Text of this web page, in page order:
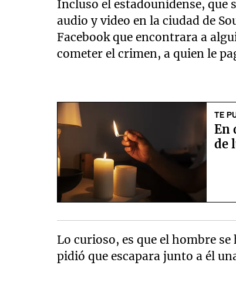
Incluso el estadounidense, que
audio y video en la ciudad de
Facebook que encontrara a
cometer el crimen, a quien le
TE
En
de
Lo curioso, es que el hombre
pidió que escapara junto a él